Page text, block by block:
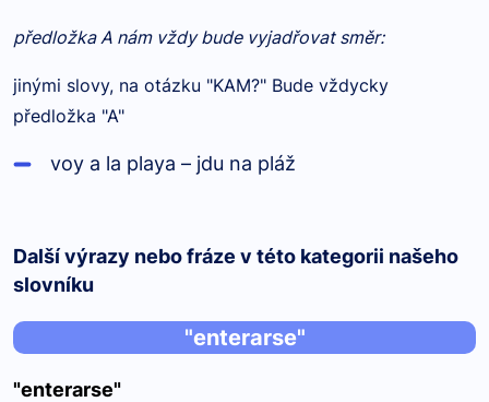
předložka A nám vždy bude vyjadřovat směr:
jinými slovy, na otázku "KAM?" Bude vždycky
předložka "A"
voy a la playa – jdu na pláž
Další výrazy nebo fráze v této kategorii našeho
slovníku
"enterarse"
"enterarse"